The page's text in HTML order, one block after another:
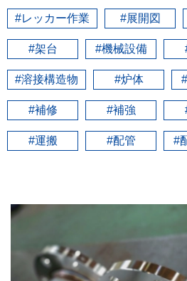
お問い合わ
#レッカー作業 #展開図
#架台 #機械設備
#溶接構造物 #炉体
#補修 #補強
#運搬 #配管 #